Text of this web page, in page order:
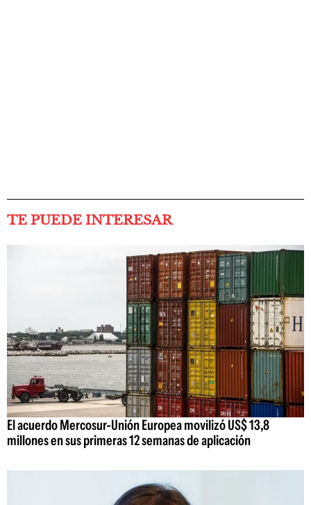
TE PUEDE INTERESAR
El acuerdo Mercosur-Unión Europea movilizó US$ 13,8
millones en sus primeras 12 semanas de aplicación